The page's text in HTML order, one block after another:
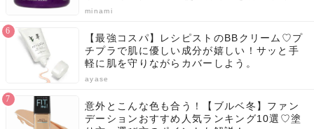
minami
【最強コスパ】レシピストのBBクリーム♡プ
チプラで肌に優しい成分が嬉しい！サッと手
軽に肌を守りながらカバーしよう。
ayase
意外とこんな色も合う！【ブルベ冬】ファン
デーションおすすめ人気ランキング10選♡塗